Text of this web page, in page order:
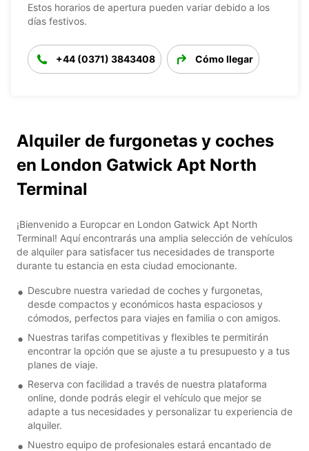
Estos horarios de apertura pueden variar debido a los
días festivos.
+44 (0371) 3843408 Cómo llegar
Alquiler de furgonetas y coches
en London Gatwick Apt North
Terminal
¡Bienvenido a Europcar en London Gatwick Apt North
Terminal! Aquí encontrarás una amplia selección de vehículos
de alquiler para satisfacer tus necesidades de transporte
durante tu estancia en esta ciudad emocionante.
Descubre nuestra variedad de coches y furgonetas,
desde compactos y económicos hasta espaciosos y
cómodos, perfectos para viajes en familia o con amigos.
Nuestras tarifas competitivas y flexibles te permitirán
encontrar la opción que se ajuste a tu presupuesto y a tus
planes de viaje.
Reserva con facilidad a través de nuestra plataforma
online, donde podrás elegir el vehículo que mejor se
adapte a tus necesidades y personalizar tu experiencia de
alquiler.
Nuestro equipo de profesionales estará encantado de